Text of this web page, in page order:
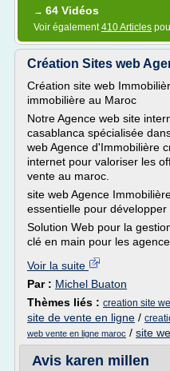
→ 64 Vidéos
Voir également410 Articles
Création Sites web
Création site web
immobilière au Maroc
Notre Agence web site
casablanca spécialisée
web Agence d'Immobilière
internet pour valoriser les
vente au maroc.
site web Agence
essentielle pour développer
Solution Web pour la
clé en main pour les
Voir la suite
Par : Michel Buaton
Thèmes liés : creation site
site de vente en ligne /
web vente en ligne maroc / site
Avis karen millen